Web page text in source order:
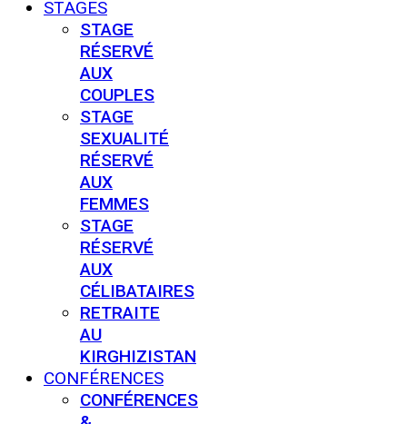
STAGES
STAGE
RÉSERVÉ
AUX
COUPLES
STAGE
SEXUALITÉ
RÉSERVÉ
AUX
FEMMES
STAGE
RÉSERVÉ
AUX
CÉLIBATAIRES
RETRAITE
AU
KIRGHIZISTAN
CONFÉRENCES
CONFÉRENCES